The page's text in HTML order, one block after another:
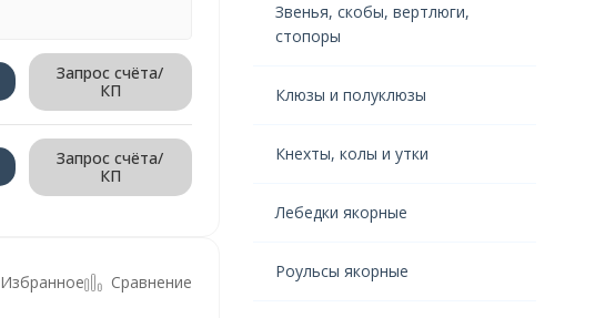
Запрос счёта/
КП
Запрос счёта/
КП
Избранное Сравнение
Звенья, скобы, вертлюги,
стопоры
Клюзы и полуклюзы
Кнехты, колы и утки
Лебедки якорные
Роульсы якорные